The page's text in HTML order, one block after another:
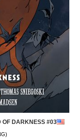
OF DARKNESS #03